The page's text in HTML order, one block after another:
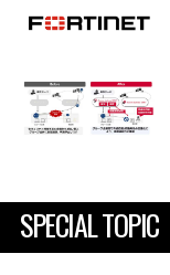
SPECIAL TOPIC